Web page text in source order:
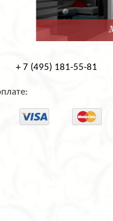
+ 7 (495) 181-55-81